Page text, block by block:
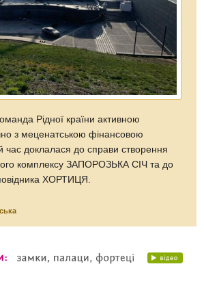
Рідної країни активною
з меценатською фінансовою
час доклалася до справи створення
комплексу ЗАПОРОЗЬКА СІЧ та до
ХОРТИЦЯ.